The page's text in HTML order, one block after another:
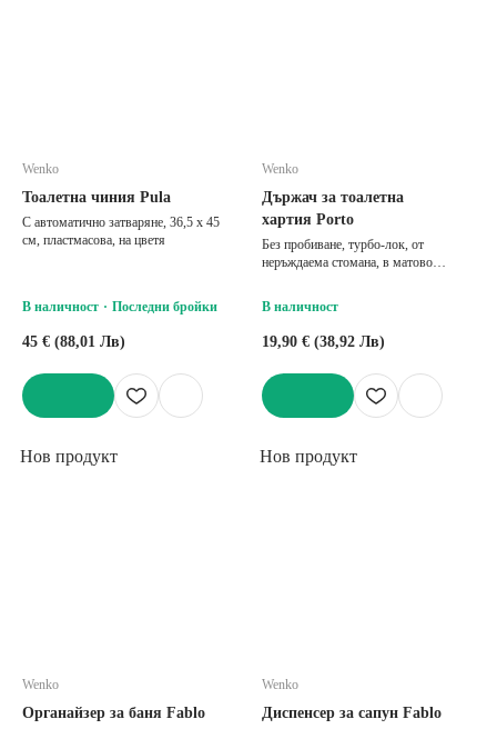
Wenko
Тоалетна чиния Pula
С автоматично затваряне, 36,5 x 45
см, пластмасова, на цветя
В наличност Последни бройки
45 € (88,01 Лв)
Wenko
Държач за тоалетна
хартия Porto
Без пробиване, турбо-лок, от
неръждаема стомана, в матово
7,5 cm
В наличност
19,90 € (38,92 Лв)
Нов продукт
Wenko
Органайзер за баня Fablo
Нов продукт
Wenko
Диспенсер за сапун Fablo